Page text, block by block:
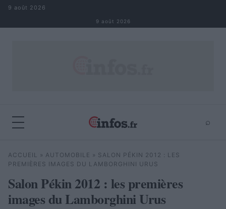
Aller au contenu
9 août 2026
9 août 2026
⌕
Rechercher
ACCUEIL » AUTOMOBILE » SALON PÉKIN 2012 : LES
PREMIÈRES IMAGES DU LAMBORGHINI URUS
Salon Pékin 2012 : les premières
images du Lamborghini Urus